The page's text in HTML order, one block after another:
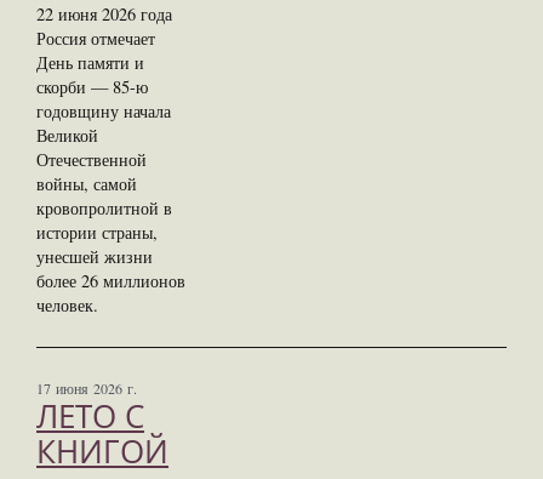
22 июня 2026 года
Россия отмечает
День памяти и
скорби — 85-ю
годовщину начала
Великой
Отечественной
войны, самой
кровопролитной в
истории страны,
унесшей жизни
более 26 миллионов
человек.
17 июня 2026 г.
ЛЕТО С
КНИГОЙ